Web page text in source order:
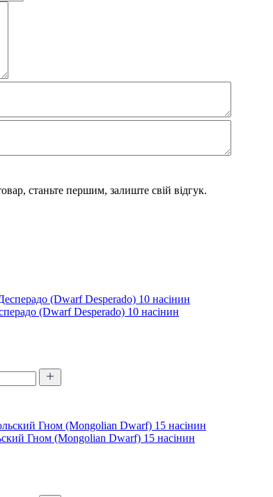
станьте першим, залиште свій відгук.
(Dwarf Desperado) 10 насінин
Гном (Mongolian Dwarf) 15 насінин